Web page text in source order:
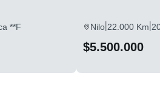
**F Nilo|22.000 Km|
$5.500.000